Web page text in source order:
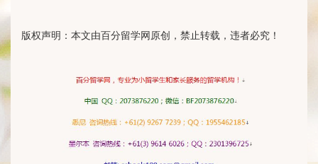
版权声明：本文由百分留学网原创，禁止转载，违者必究！